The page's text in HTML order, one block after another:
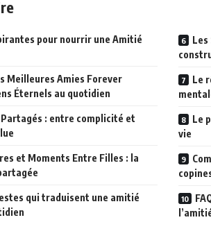
pour nourrir une Amitié
Meilleures Amies Forever
Éternels au quotidien
: entre complicité et
et Moments Entre Filles : la
qui traduisent une amitié
Les
Le
Le
vie